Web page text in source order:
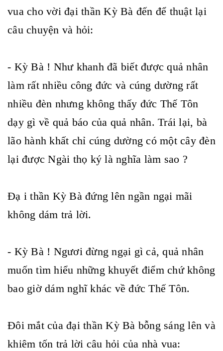
vua cho vời đại thần Kỳ Bà đến để thuật lại
câu chuyện và hỏi:
- Kỳ Bà ! Như khanh đã biết được quả nhân
làm rất nhiều công đức và cúng dường rất
nhiều đèn nhưng không thấy đức Thế Tôn
dạy gì về quả báo của quả nhân. Trái lại, bà
lão hành khất chỉ cúng dường có một cây đèn
lại được Ngài thọ ký là nghĩa làm sao ?
Đạ i thần Kỳ Bà đứng lên ngần ngại mãi
không dám trả lời.
- Kỳ Bà ! Ngươi đừng ngại gì cả, quả nhân
muốn tìm hiểu những khuyết điểm chứ không
bao giờ dám nghĩ khác về đức Thế Tôn.
Đôi mắt của đại thần Kỳ Bà bỗng sáng lên và
khiêm tốn trả lời câu hỏi của nhà vua: